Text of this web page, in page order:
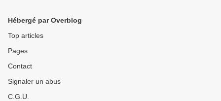
Hébergé par Overblog
Top articles
Pages
Contact
Signaler un abus
C.G.U.